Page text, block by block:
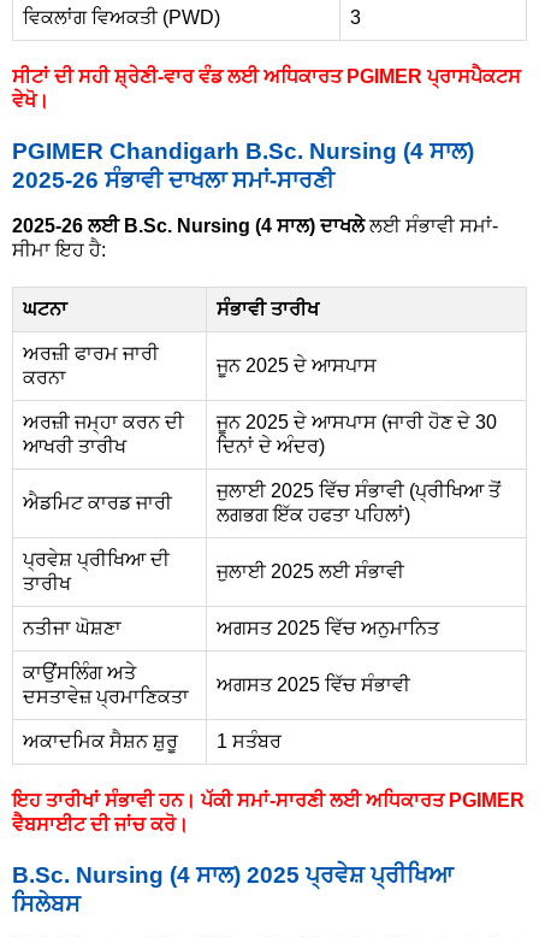
ਵਿਕਲਾਂਗ ਵਿਅਕਤੀ (PWD) 3
ਸੀਟਾਂ ਦੀ ਸਹੀ ਸ਼੍ਰੇਣੀ-ਵਾਰ ਵੰਡ ਲਈ ਅਧਿਕਾਰਤ PGIMER ਪ੍ਰਾਸਪੈਕਟਸ
ਵੇਖੋ।
PGIMER Chandigarh B.Sc. Nursing (4 ਸਾਲ)
2025-26 ਸੰਭਾਵੀ ਦਾਖਲਾ ਸਮਾਂ-ਸਾਰਣੀ
2025-26 ਲਈ B.Sc. Nursing (4 ਸਾਲ) ਦਾਖਲੇਲਈ ਸੰਭਾਵੀ ਸਮਾਂ-
ਸੀਮਾ ਇਹ ਹੈ:
ਘਟਨਾ ਸੰਭਾਵੀ ਤਾਰੀਖ
ਅਰਜ਼ੀ ਫਾਰਮ ਜਾਰੀ
ਕਰਨਾ
ਜੂਨ 2025 ਦੇ ਆਸਪਾਸ
ਅਰਜ਼ੀ ਜਮ੍ਹਾ ਕਰਨ ਦੀ
ਆਖਰੀ ਤਾਰੀਖ
ਜੂਨ 2025 ਦੇ ਆਸਪਾਸ (ਜਾਰੀ ਹੋਣ ਦੇ 30
ਦਿਨਾਂ ਦੇ ਅੰਦਰ)
ਐਡਮਿਟ ਕਾਰਡ ਜਾਰੀ
ਜੁਲਾਈ 2025 ਵਿੱਚ ਸੰਭਾਵੀ (ਪ੍ਰੀਖਿਆ ਤੋਂ
ਲਗਭਗ ਇੱਕ ਹਫਤਾ ਪਹਿਲਾਂ)
ਪ੍ਰਵੇਸ਼ ਪ੍ਰੀਖਿਆ ਦੀ
ਤਾਰੀਖ
ਜੁਲਾਈ 2025 ਲਈ ਸੰਭਾਵੀ
ਨਤੀਜਾ ਘੋਸ਼ਣਾ ਅਗਸਤ 2025 ਵਿੱਚ ਅਨੁਮਾਨਿਤ
ਕਾਉਂਸਲਿੰਗ ਅਤੇ
ਦਸਤਾਵੇਜ਼ ਪ੍ਰਮਾਣਿਕਤਾ
ਅਗਸਤ 2025 ਵਿੱਚ ਸੰਭਾਵੀ
ਅਕਾਦਮਿਕ ਸੈਸ਼ਨ ਸ਼ੁਰੂ 1 ਸਤੰਬਰ
ਇਹ ਤਾਰੀਖਾਂ ਸੰਭਾਵੀ ਹਨ। ਪੱਕੀ ਸਮਾਂ-ਸਾਰਣੀ ਲਈ ਅਧਿਕਾਰਤ PGIMER
ਵੈਬਸਾਈਟ ਦੀ ਜਾਂਚ ਕਰੋ।
B.Sc. Nursing (4 ਸਾਲ) 2025 ਪ੍ਰਵੇਸ਼ ਪ੍ਰੀਖਿਆ
ਸਿਲੇਬਸ